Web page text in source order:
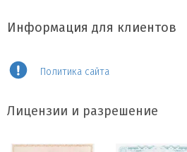
Информация для клиентов
Политика сайта
Лицензии и разрешение